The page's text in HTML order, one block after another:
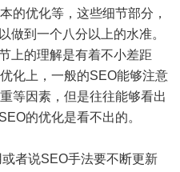
的优化等，这些细节部分，
做到一个八分以上的水准。
上的理解是有着不小差距
化上，一般的SEO能够注意
等因素，但是往往能够看出
的优化是看不出的。
者说SEO手法要不断更新